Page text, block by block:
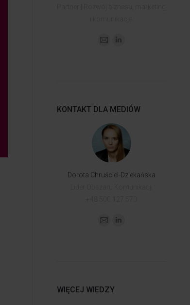
KONTAKT DLA MEDIÓW
Dorota Chruściel-Dziekańska
WIĘCEJ WIEDZY